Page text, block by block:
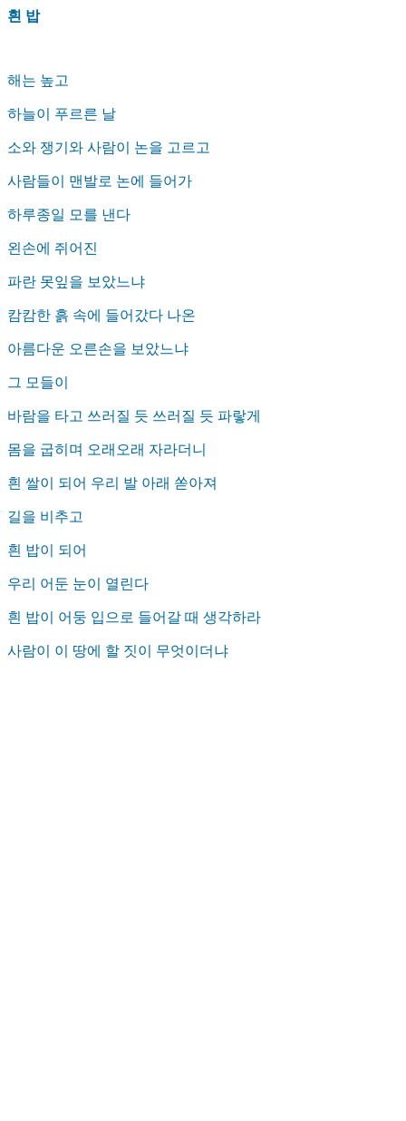
흰 밥
해는 높고
하늘이 푸르른 날
소와 쟁기와 사람이 논을 고르고
사람들이 맨발로 논에 들어가
하루종일 모를 낸다
왼손에 쥐어진
파란 못잎을 보았느냐
캄캄한 흙 속에 들어갔다 나온
아름다운 오른손을 보았느냐
그 모들이
바람을 타고 쓰러질 듯 쓰러질 듯 파랗게
몸을 굽히며 오래오래 자라더니
흰 쌀이 되어 우리 발 아래 쏟아져
길을 비추고
흰 밥이 되어
우리 어둔 눈이 열린다
흰 밥이 어둥 입으로 들어갈 때 생각하라
사람이 이 땅에 할 짓이 무엇이더냐